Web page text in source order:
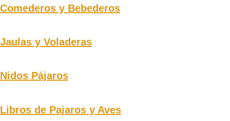
Comederos y Bebederos
Jaulas y Voladeras
Nidos Pájaros
Libros de Pajaros y Aves